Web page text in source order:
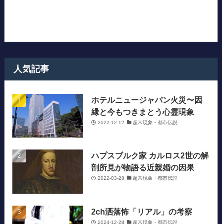
人気記事
ホテルニュージャパン火災〜因
縁と今もつきまとう心霊現象
2022-12-12 超常現象・都市伝説
ハプスブルク家 カルロス2世の解
剖所見が物語る近親婚の因果
2022-03-28 超常現象・都市伝説
2ch洒落怖「リアル」の考察
2024-12-28 超常現象・都市伝説